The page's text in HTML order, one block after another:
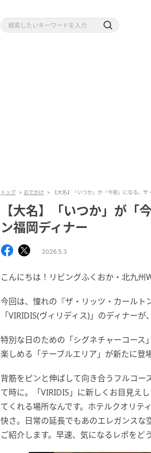
トップ おでかけ 【大名】「いつか」が「今夜」になる。
【大名】「いつか」が「
ン福岡ディナー
2026.5.3
こんにちは！リビングふくおか・北九州
今回は、憧れの『ザ・リッツ・カール
「VIRIDIS(ヴィリディス)」のディナー
特別な日のための「シグネチャーコース
楽しめる「テーブルエリア」が新たに登場
背筋をピンと伸ばして向き合うフルコー
て時に。「VIRIDIS」に新しくお目見え
てくれる場所なんです。ホテルクオリテ
快さ。日常の延長でもあのエレガンスな
ご紹介します。早速、気になるレポをどう